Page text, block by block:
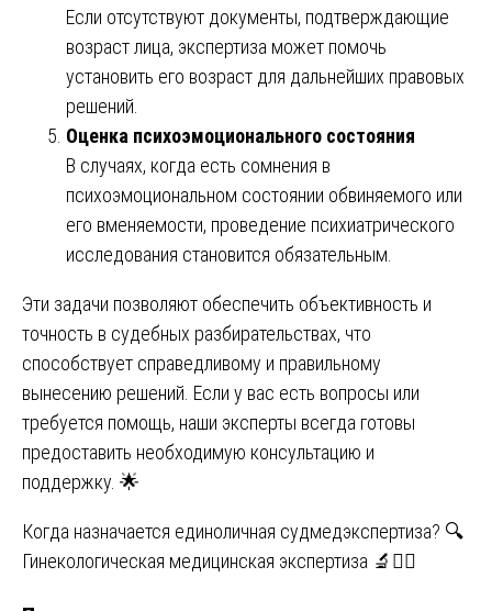
Если отсутствуют документы, подтверждающие
возраст лица, экспертиза может помочь
установить его возраст для дальнейших правовых
решений.
Оценка психоэмоционального состояния
В случаях, когда есть сомнения в
психоэмоциональном состоянии обвиняемого или
его вменяемости, проведение психиатрического
исследования становится обязательным.
Эти задачи позволяют обеспечить объективность и
точность в судебных разбирательствах, что
способствует справедливому и правильному
вынесению решений. Если у вас есть вопросы или
требуется помощь, наши эксперты всегда готовы
предоставить необходимую консультацию и
поддержку. 🌟
Навигация
Когда назначается единоличная судмедэкспертиза? 🔍
Гинекологическая медицинская экспертиза 🔬👩‍⚕️